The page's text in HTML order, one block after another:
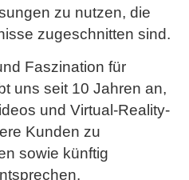
zu nutzen, die
zugeschnitten sind.
Faszination für
uns seit 10 Jahren an,
und Virtual-Reality-
Kunden zu
sowie künftig